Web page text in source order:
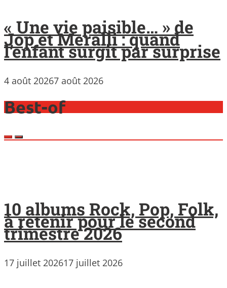
« Une vie paisible… » de
Jop et Meralli : quand
l’enfant surgit par surprise
4 août 20267 août 2026
Best-of
10 albums Rock, Pop, Folk,
à retenir pour le second
trimestre 2026
17 juillet 202617 juillet 2026